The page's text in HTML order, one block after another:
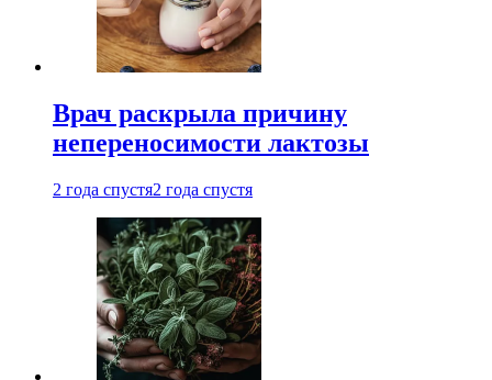
Врач раскрыла причину
непереносимости лактозы
2 года спустя2 года спустя